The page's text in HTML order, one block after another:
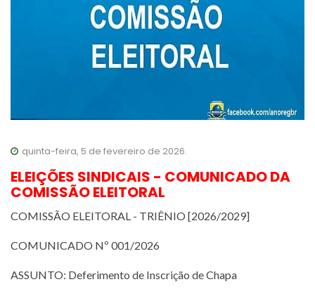
quinta-feira, 5 de fevereiro de 2026.
ELEIÇÕES SINDICAIS - COMUNICADO DA
COMISSÃO ELEITORAL
COMISSÃO ELEITORAL - TRIÊNIO [2026/2029]
COMUNICADO Nº 001/2026
ASSUNTO: Deferimento de Inscrição de Chapa